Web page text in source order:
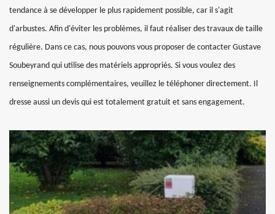
tendance à se développer le plus rapidement possible, car il s'agit
d'arbustes. Afin d'éviter les problèmes, il faut réaliser des travaux de taille
régulière. Dans ce cas, nous pouvons vous proposer de contacter Gustave
Soubeyrand qui utilise des matériels appropriés. Si vous voulez des
renseignements complémentaires, veuillez le téléphoner directement. Il
dresse aussi un devis qui est totalement gratuit et sans engagement.